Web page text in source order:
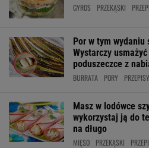
GYROS PRZEKĄSKI
Por w tym
Wystarczy
poduszeczce z
BURRATA PORY PRZEPISY
Masz w lodówce
wykorzystaj ją do
na długo
MIĘSO PRZEKĄSKI